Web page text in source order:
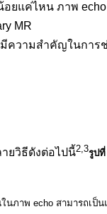
ยแค่ไหน ภาพ
MR
มีความสำคัญในกา
ายวิธีดังต่อไปนี้2,3รูปที่
นภาพ echo สามารถเ